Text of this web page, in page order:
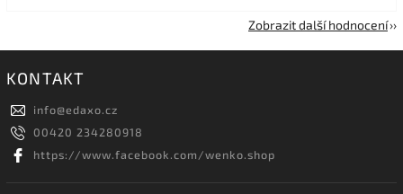
Zobrazit další hodnocení
KONTAKT
info@edaxo.cz
00420 234280918
https://www.facebook.com/wenko.shop